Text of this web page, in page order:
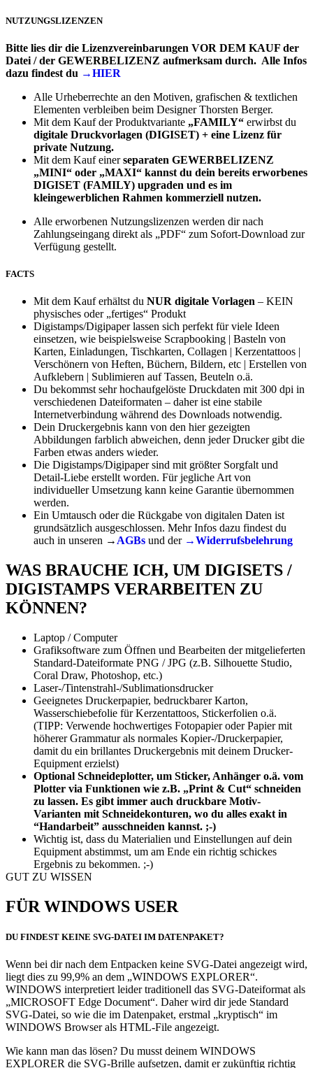
NUTZUNGSLIZENZEN
Bitte lies dir die Lizenzvereinbarungen VOR DEM KAUF der
Datei / der GEWERBELIZENZ aufmerksam durch. Alle Infos
dazu findest du →HIER
Alle Urheberrechte an den Motiven, grafischen & textlichen
Elementen verbleiben beim Designer Thorsten Berger.
Mit dem Kauf der Produktvariante „FAMILY“ erwirbst du
digitale Druckvorlagen (DIGISET) + eine Lizenz für
private Nutzung.
Mit dem Kauf einerseparaten GEWERBELIZENZ
„MINI“ oder „MAXI“ kannst du dein bereits erworbenes
DIGISET (FAMILY) upgraden und es im
kleingewerblichen Rahmen kommerziell nutzen.
Alle erworbenen Nutzungslizenzen werden dir nach
Zahlungseingang direkt als „PDF“ zum Sofort-Download zur
Verfügung gestellt.
FACTS
Mit dem Kauf erhältst du NUR digitale Vorlagen – KEIN
physisches oder „fertiges“ Produkt
Digistamps/Digipaper lassen sich perfekt für viele Ideen
einsetzen, wie beispielsweise Scrapbooking | Basteln von
Karten, Einladungen, Tischkarten, Collagen | Kerzentattoos |
Verschönern von Heften, Büchern, Bildern, etc | Erstellen von
Aufklebern | Sublimieren auf Tassen, Beuteln o.ä.
Du bekommst sehr hochaufgelöste Druckdaten mit 300 dpi in
verschiedenen Dateiformaten – daher ist eine stabile
Internetverbindung während des Downloads notwendig.
Dein Druckergebnis kann von den hier gezeigten
Abbildungen farblich abweichen, denn jeder Drucker gibt die
Farben etwas anders wieder.
Die Digistamps/Digipaper sind mit größter Sorgfalt und
Detail-Liebe erstellt worden. Für jegliche Art von
individueller Umsetzung kann keine Garantie übernommen
werden.
Ein Umtausch oder die Rückgabe von digitalen Daten ist
grundsätzlich ausgeschlossen. Mehr Infos dazu findest du
auch in unseren →AGBs und der →Widerrufsbelehrung
WAS BRAUCHE ICH, UM DIGISETS /
DIGISTAMPS VERARBEITEN ZU
KÖNNEN?
Laptop / Computer
Grafiksoftware zum Öffnen und Bearbeiten der mitgelieferten
Standard-Dateiformate PNG / JPG (z.B. Silhouette Studio,
Coral Draw, Photoshop, etc.)
Laser-/Tintenstrahl-/Sublimationsdrucker
Geeignetes Druckerpapier, bedruckbarer Karton,
Wasserschiebefolie für Kerzentattoos, Stickerfolien o.ä.
(TIPP: Verwende hochwertiges Fotopapier oder Papier mit
höherer Grammatur als normales Kopier-/Druckerpapier,
damit du ein brillantes Druckergebnis mit deinem Drucker-
Equipment erzielst)
Optional Schneideplotter, um Sticker, Anhänger o.ä. vom
Plotter via Funktionen wie z.B. „Print & Cut“ schneiden
zu lassen. Es gibt immer auch druckbare Motiv-
Varianten mit Schneidekonturen, wo du alles exakt in
“Handarbeit” ausschneiden kannst. ;-)
Wichtig ist, dass du Materialien und Einstellungen auf dein
Equipment abstimmst, um am Ende ein richtig schickes
Ergebnis zu bekommen. ;-)
GUT ZU WISSEN
FÜR WINDOWS USER
DU FINDEST KEINE SVG-DATEI IM DATENPAKET?
Wenn bei dir nach dem Entpacken keine SVG-Datei angezeigt wird,
liegt dies zu 99,9% an dem „WINDOWS EXPLORER“.
WINDOWS interpretiert leider traditionell das SVG-Dateiformat als
„MICROSOFT Edge Document“. Daher wird dir jede Standard
SVG-Datei, so wie die im Datenpaket, erstmal „kryptisch“ im
WINDOWS Browser als HTML-File angezeigt.
Wie kann man das lösen? Du musst deinem WINDOWS
EXPLORER die SVG-Brille aufsetzen, damit er zukünftig richtig